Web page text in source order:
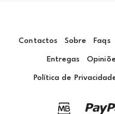
Contactos Sobre Faqs
Entregas
Política de